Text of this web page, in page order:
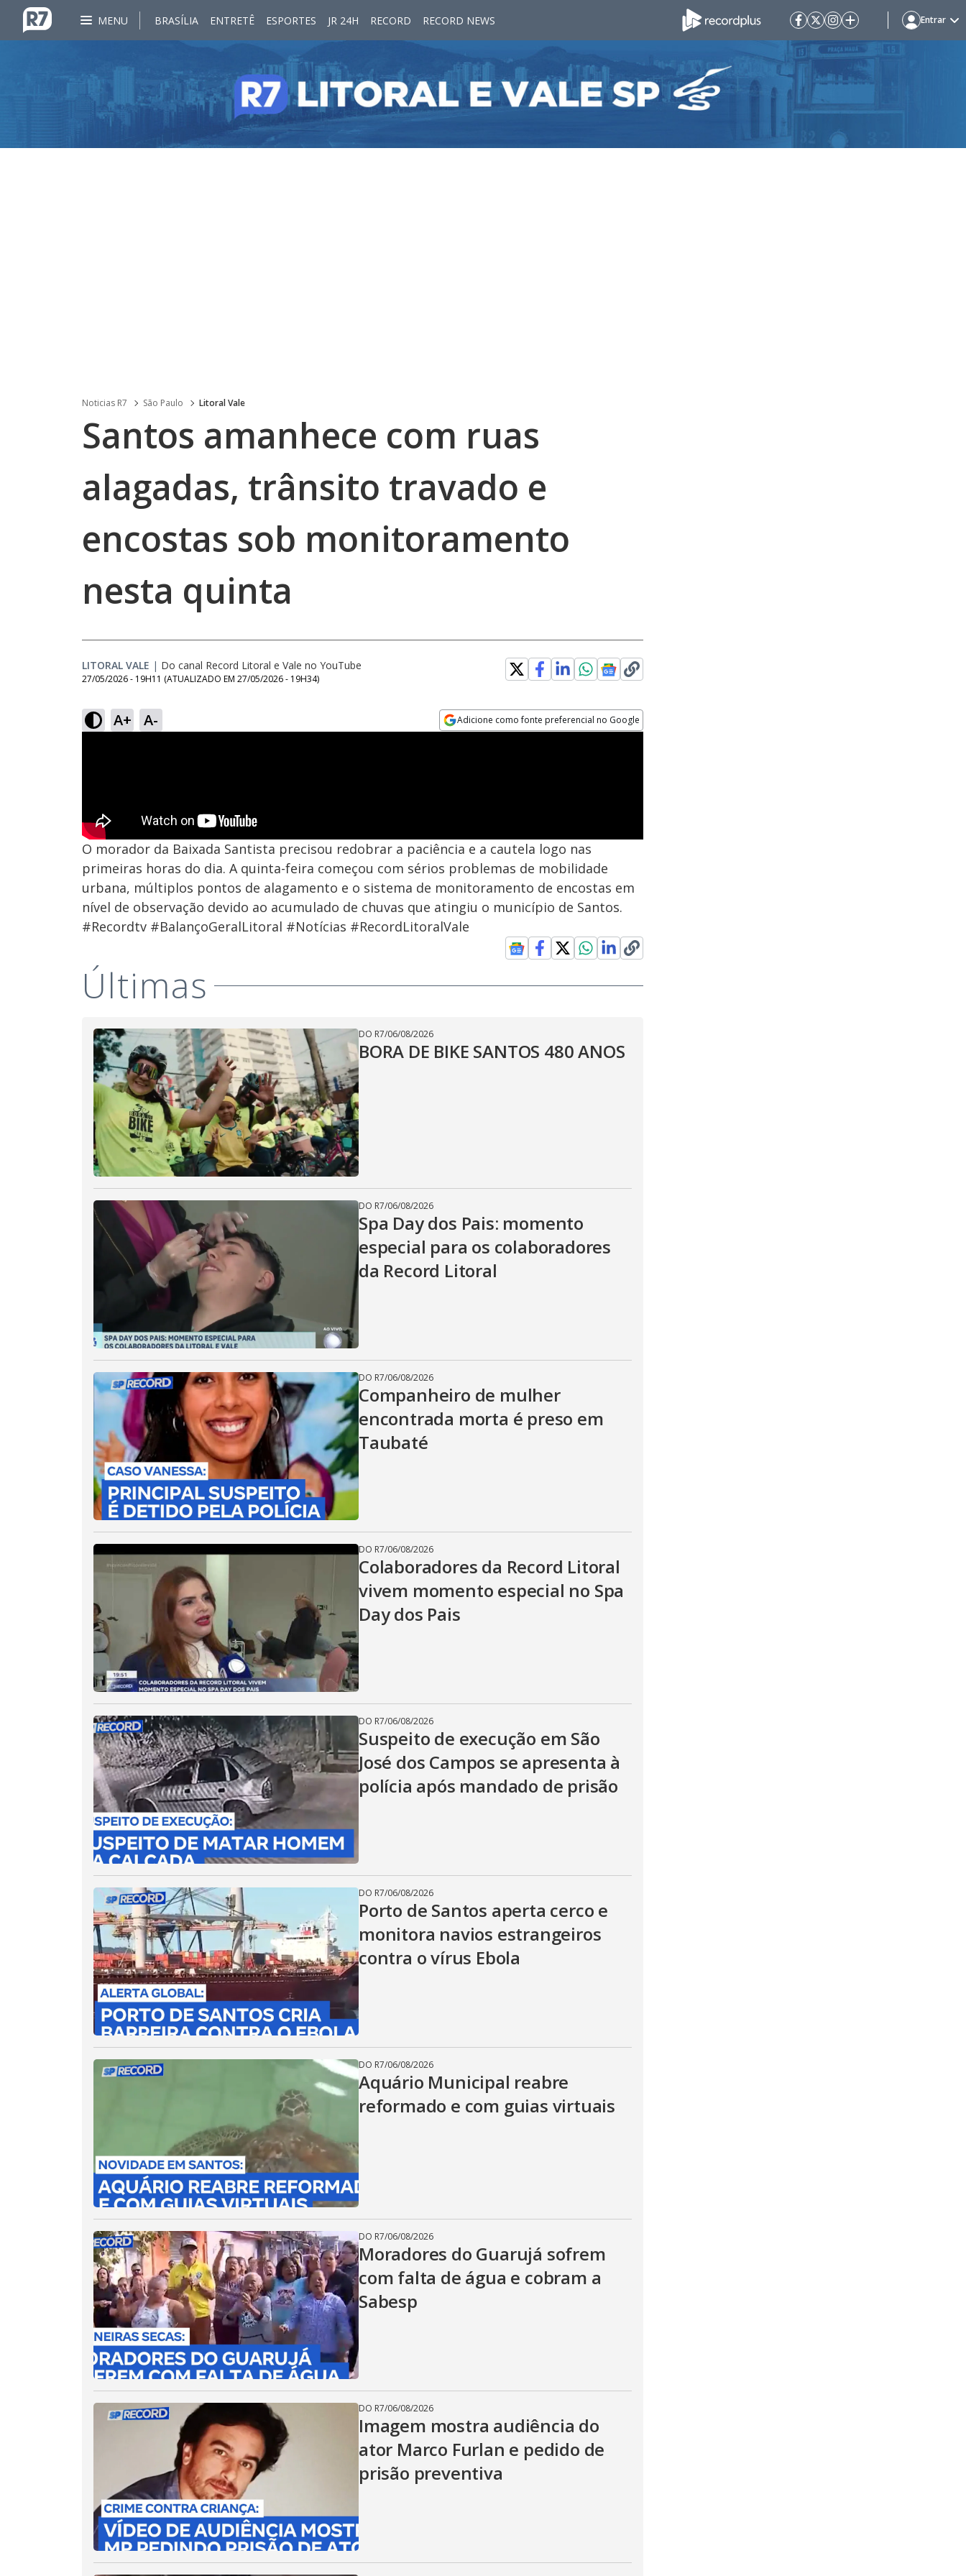
MENU BRASÍLIA ENTRETÊ ESPORTES JR 24H RECORD RECORD NEWS Entrar
Noticias R7 São Paulo Litoral Vale
Santos amanhece com ruas
alagadas, trânsito travado e
encostas sob monitoramento
nesta quinta
LITORAL VALE | Do canal Record Litoral e Vale no YouTube
27/05/2026 - 19H11 (ATUALIZADO EM 27/05/2026 - 19H34)
A+ A- Adicione como fonte preferencial no Google
O morador da Baixada Santista precisou redobrar a paciência e a cautela logo nas
primeiras horas do dia. A quinta-feira começou com sérios problemas de mobilidade
urbana, múltiplos pontos de alagamento e o sistema de monitoramento de encostas em
nível de observação devido ao acumulado de chuvas que atingiu o município de Santos.
#Recordtv #BalançoGeralLitoral #Notícias #RecordLitoralVale
Últimas
DO R7/06/08/2026
BORA DE BIKE SANTOS 480 ANOS
DO R7/06/08/2026
Spa Day dos Pais: momento
especial para os colaboradores
da Record Litoral
DO R7/06/08/2026
Companheiro de mulher
encontrada morta é preso em
Taubaté
DO R7/06/08/2026
Colaboradores da Record Litoral
vivem momento especial no Spa
Day dos Pais
DO R7/06/08/2026
Suspeito de execução em São
José dos Campos se apresenta à
polícia após mandado de prisão
DO R7/06/08/2026
Porto de Santos aperta cerco e
monitora navios estrangeiros
contra o vírus Ebola
DO R7/06/08/2026
Aquário Municipal reabre
reformado e com guias virtuais
DO R7/06/08/2026
Moradores do Guarujá sofrem
com falta de água e cobram a
Sabesp
DO R7/06/08/2026
Imagem mostra audiência do
ator Marco Furlan e pedido de
prisão preventiva